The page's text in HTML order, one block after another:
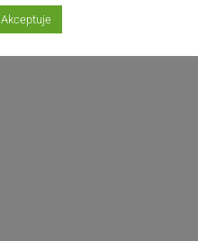
Akceptuje